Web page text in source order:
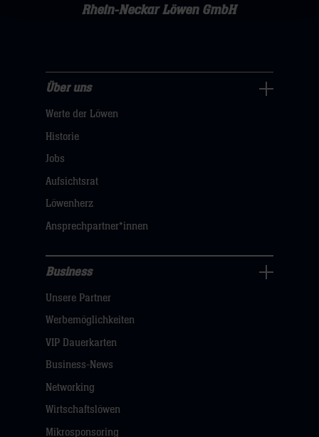
Rhein-Neckar Löwen GmbH
uns
Navigation
öffnen,
hier
Über uns
Werte der Löwen
Historie
Jobs
Aufsichtsrat
Löwenherz
Ansprechpartner*innen
Navigation
öffnen,
dann
klicken
Business
Unsere Partner
Werbemöglichkeiten
VIP Dauerkarten
Business-News
Networking
Wirtschaftslöwen
Mikrosponsoring